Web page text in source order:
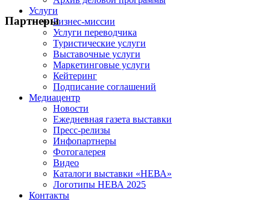
Услуги
Бизнес-миссии
Услуги переводчика
Туристические услуги
Выставочные услуги
Маркетинговые услуги
Кейтеринг
Подписание соглашений
Медиацентр
Новости
Ежедневная газета выставки
Пресс-релизы
Инфопартнеры
Фотогалерея
Видео
Каталоги выставки «НЕВА»
Логотипы НЕВА 2025
Контакты
Партнеры